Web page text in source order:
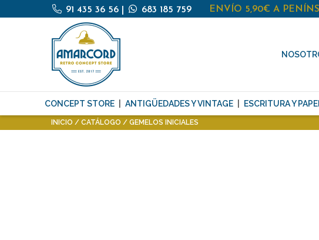
91 435 36 56 683 185 759 ENVÍO 5,90€ A
CONCEPT STORE ANTIGÜEDADES Y VINTAGE ESCRITURA Y
INICIO CATÁLOGO GEMELOS INICIALES